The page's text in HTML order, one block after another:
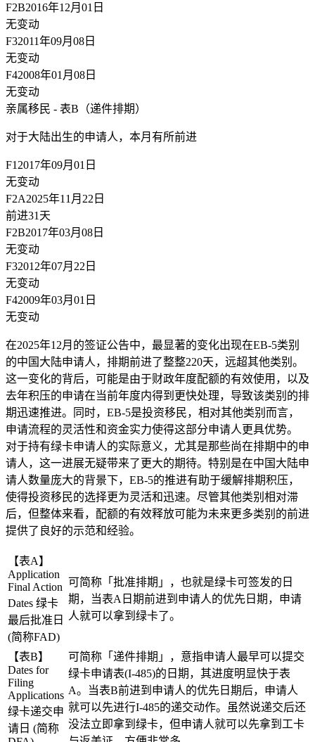
F2B2016年12月01日
无变动
F32011年09月08日
无变动
F42008年01月08日
无变动
亲属移民 - 表B（递件排期）
对于大陆出生的申请人， 本月有所前进
F1 2017年09月01日
无变动
F2A2025年11月22日
前进31天
F2B2017年03月08日
无变动
F32012年07月22日
无变动
F42009年03月01日
无变动
在2025年12月的签证公告中，最显著的变化出现在EB-5类别
的中国大陆申请人，排期前进了整整220天，远超其他类别。
这一变化的背后，可能是由于财政年度配额的有效使用，以及
去年积压的申请在当前年度内得到更快处理，导致该类别的排
期迅速推进。同时，EB-5是投资移民，相对其他类别而言，
申请流程的灵活性和资金实力使得这部分申请人更具优势。
对于持有绿卡申请人的实际意义，尤其是那些尚在排期中的申
请人，这一进展无疑带来了更大的期待。特别是在中国大陆申
请人数量庞大的背景下，EB-5的推进有助于缓解排期积压，
使得投资移民的选择更为灵活和迅速。尽管其他类别相对滞
后，但整体来看，配额的有效释放可能为未来更多类别的前进
提供了良好的示范和经验。
【表A】
Application
Final Action
Dates 绿卡
最后批准日
(简称FAD)
可简称「批准排期」，也就是绿卡可签发的日
期，当表A日期前进到申请人的优先日期，申请
人就可以拿到绿卡了。
【表B】
Dates for
Filing
Applications
绿卡递交申
请日 (简称
可简称「递件排期」，意指申请人最早可以提交
绿卡申请表(I-485)的日期，其进度明显快于表
A。当表B前进到申请人的优先日期后，申请人
就可以先进行I-485的递交动作。虽然说递交后还
没法立即拿到绿卡，但申请人就可以先拿到工卡